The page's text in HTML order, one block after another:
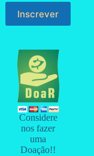
Considere
nos fazer
uma
Doação!!